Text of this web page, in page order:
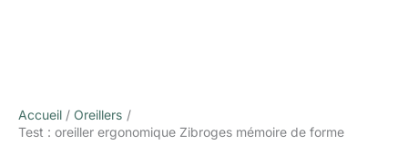
Accueil
Oreillers
Test : oreiller ergonomique Zibroges mémoire de forme